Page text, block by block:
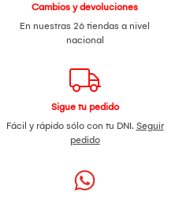
Cambios y devoluciones
En nuestras 26 tiendas a nivel
nacional
Sigue tu pedido
Fácil y rápido sólo con tu DNI. Seguir
pedido